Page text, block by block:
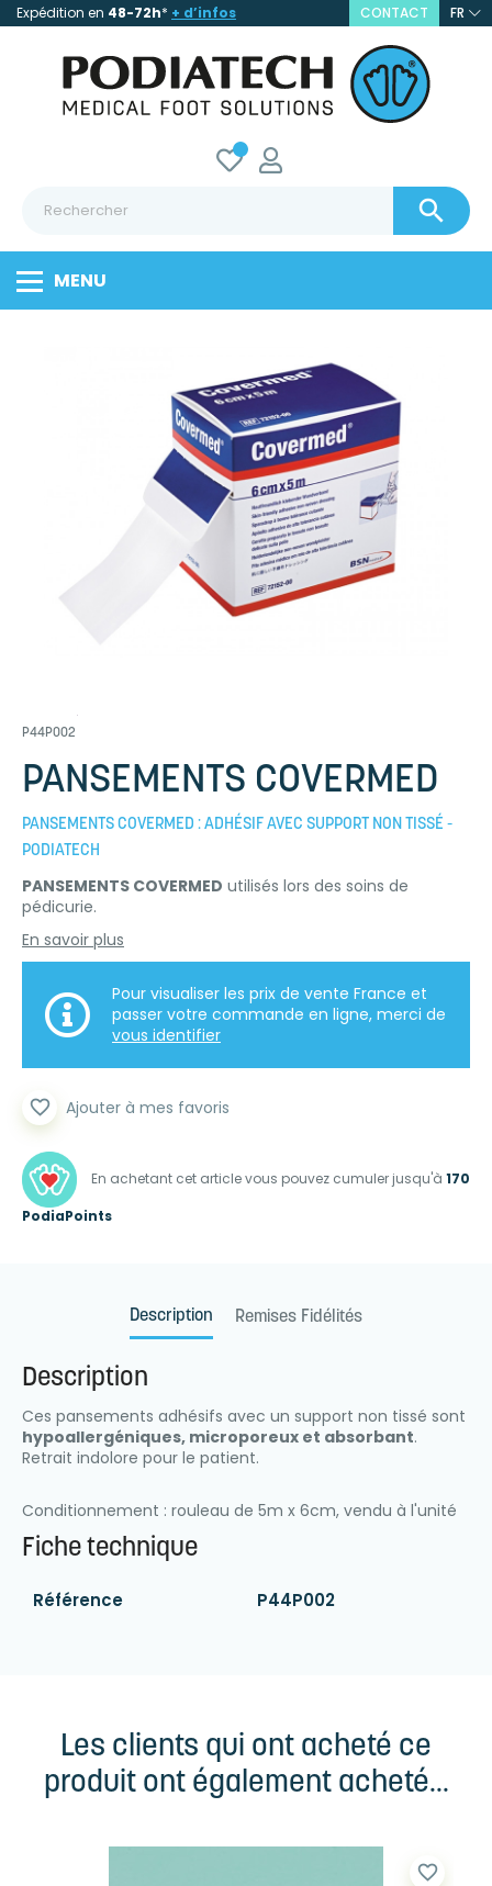
Expédition en 48-72h* + d’infos CONTACT FR

MENU
P44P002
PANSEMENTS COVERMED
PANSEMENTS COVERMED : ADHÉSIF AVEC SUPPORT NON TISSÉ -
PODIATECH
PANSEMENTS COVERMED utilisés lors des soins de
pédicurie.
En savoir plus
Pour visualiser les prix de vente France et
passer votre commande en ligne, merci de
vous identifier
En achetant cet article vous pouvez cumuler jusqu'à 170
PodiaPoints
favorite_border Ajouter à mes favoris
Description Remises Fidélités
Description
Ces pansements adhésifs avec un support non tissé sont
hypoallergéniques, microporeux et absorbant.
Retrait indolore pour le patient.
Conditionnement : rouleau de 5m x 6cm, vendu à l'unité
Fiche technique
Référence P44P002
Les clients qui ont acheté ce
produit ont également acheté...
favorite_border